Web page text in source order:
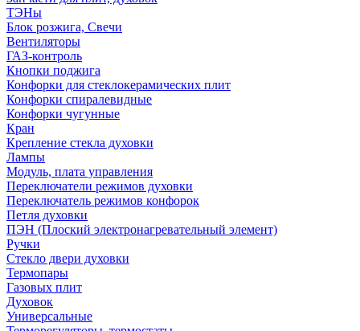
ТЭНы
Блок розжига, Свечи
Вентиляторы
ГАЗ-контроль
Кнопки поджига
Конфорки для стеклокерамических плит
Конфорки спиралевидные
Конфорки чугунные
Кран
Крепление стекла духовки
Лампы
Модуль, плата управления
Переключатели режимов духовки
Переключатель режимов конфорок
Петля духовки
ПЭН (Плоский электронагревательный элемент)
Ручки
Стекло двери духовки
Термопары
Газовых плит
Духовок
Универсальные